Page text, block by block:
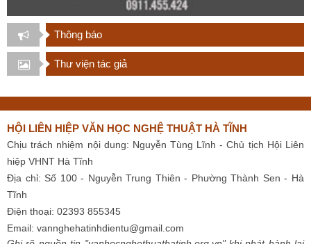
Thông báo
Thư viện tác giả
HỘI LIÊN HIỆP VĂN HỌC NGHỆ THUẬT HÀ TĨNH
Chịu trách nhiệm nội dung: Nguyễn Tùng Lĩnh - Chủ tịch Hội Liên
hiệp VHNT Hà Tĩnh
Địa chỉ: Số 100 - Nguyễn Trung Thiên - Phường Thành Sen - Hà
Tĩnh
Điện thoại: 02393 855345
Email: vannghehatinhdientu@gmail.com